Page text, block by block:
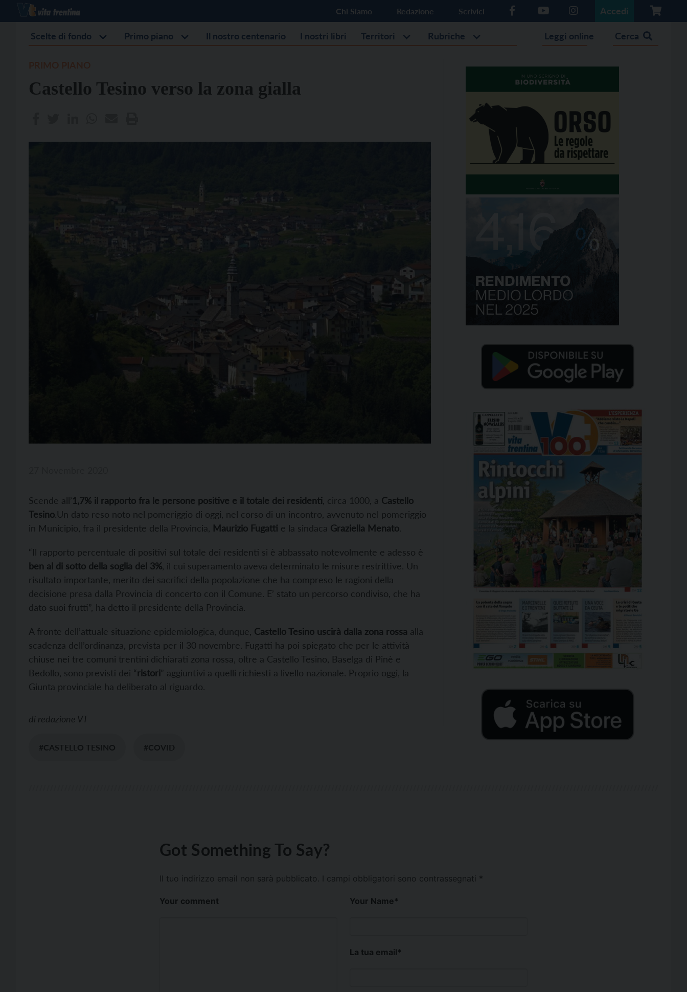
Chi Siamo Redazione Scrivici Accedi
Scelte di fondo Primo piano Il nostro centenario I nostri libri Territori Rubriche Leggi online Cerca
Castello Tesino verso la zona gialla
Scende all’1,7% il rapporto fra le persone positive e il totale dei residenti, circa 1000, a Castello
Tesino.Un dato reso noto nel pomeriggio di oggi, nel corso di un incontro, avvenuto nel pomeriggio
in Municipio, fra il presidente della Provincia, Maurizio Fugatti e la sindaca Graziella Menato.
“Il rapporto percentuale di positivi sul totale dei residenti si è abbassato notevolmente e adesso è
ben al di sotto della soglia del 3%, il cui superamento aveva determinato le misure restrittive. Un
risultato importante, merito dei sacrifici della popolazione che ha compreso le ragioni della
decisione presa dalla Provincia di concerto con il Comune. E’ stato un percorso condiviso, che ha
dato suoi frutti”, ha detto il presidente della Provincia.
A fronte dell’attuale situazione epidemiologica, dunque, Castello Tesino uscirà dalla zona rossa alla
scadenza dell’ordinanza, prevista per il 30 novembre. Fugatti ha poi spiegato che per le attività
chiuse nei tre comuni trentini dichiarati zona rossa, oltre a Castello Tesino, Baselga di Pinè e
Bedollo, sono previsti dei “ristori” aggiuntivi a quelli richiesti a livello nazionale. Proprio oggi, la
Giunta provinciale ha deliberato al riguardo.
di redazione VT
#CASTELLO TESINO #COVID
Got Something To Say?
Il tuo indirizzo email non sarà pubblicato. I campi obbligatori sono contrassegnati *
Your comment Your Name*
La tua email*